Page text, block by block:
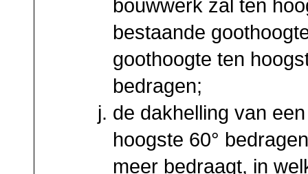
bouwwerk zal ten
bestaande
goothoogte ten
bedragen;
de dakhelling van
hoogste 60°
meer bedraagt, in